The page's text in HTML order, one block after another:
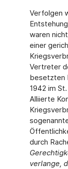
Verfolgen
waren
einer
Vertreter
besetzten
1942 im
Alliierte
durch
verlange,